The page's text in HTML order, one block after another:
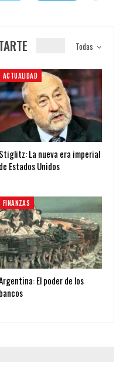
Todas
ACTUALIDAD
Stiglitz: La nueva era imperial
de Estados Unidos
FINANZAS
El poder de los
bancos